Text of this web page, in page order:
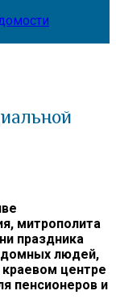
митрополита
праздника
людей,
центре
пенсионеров и